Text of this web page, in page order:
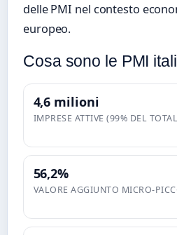
delle PMI nel contesto
europeo.
Cosa sono le PMI
4,6 milioni
IMPRESE ATTIVE (99% DEL
56,2%
VALORE AGGIUNTO MICRO-